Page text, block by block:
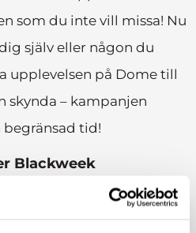
som du inte vill missa! Nu
själv eller någon du
upplevelsen på Dome till
skynda – kampanjen
tid!
Blackweek
: Upplev ett helt år av
äventyr – till ett oslagbart